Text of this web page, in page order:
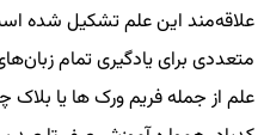
علاقه‌مند این علم تشکیل شده
متعددی برای یادگیری تمام
علم از جمله فریم ورک ها یا